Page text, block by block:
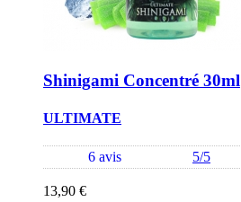
Shinigami Concentré 30ml
ULTIMATE
6 avis 5/5
13,90 €